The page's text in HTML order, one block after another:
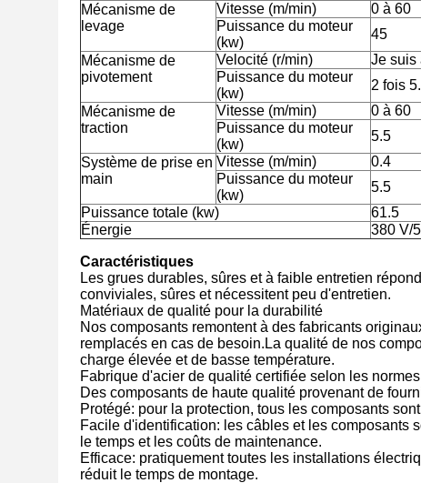
Mécanisme de
levage
Vitesse (m/min)
0 à 60
Puissance du moteur
(kw)
45
Mécanisme de
pivotement
Velocité (r/min)
Je suis
Puissance du moteur
(kw)
2 fois
Mécanisme de
traction
Vitesse (m/min)
0 à 60
Puissance du moteur
(kw)
5.5
Système de prise en
main
Vitesse (m/min)
0.4
Puissance du moteur
(kw)
5.5
Puissance totale (kw)
61.5
Énergie
380 V/
Caractéristiques
Les grues durables, sûres et à faible entretien
conviviales, sûres et nécessitent peu d'entretien.
Matériaux de qualité pour la durabilité
Nos composants remontent à des fabricants
remplacés en cas de besoin.La qualité de nos
charge élevée et de basse température.
Fabrique d'acier de qualité certifiée selon les
Des composants de haute qualité provenant de
Protégé: pour la protection, tous les composants
Facile d'identification: les câbles et les composants
le temps et les coûts de maintenance.
Efficace: pratiquement toutes les installations
réduit le temps de montage.